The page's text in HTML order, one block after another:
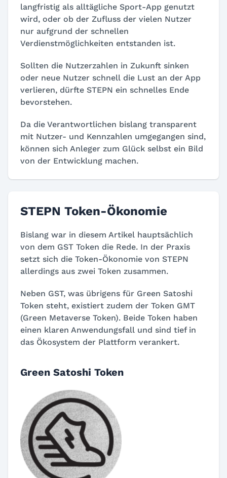
langfristig als alltägliche Sport-App genutzt
wird, oder ob der Zufluss der vielen Nutzer
nur aufgrund der schnellen
Verdienstmöglichkeiten entstanden ist.
Sollten die Nutzerzahlen in Zukunft sinken
oder neue Nutzer schnell die Lust an der App
verlieren, dürfte STEPN ein schnelles Ende
bevorstehen.
Da die Verantwortlichen bislang transparent
mit Nutzer- und Kennzahlen umgegangen sind,
können sich Anleger zum Glück selbst ein Bild
von der Entwicklung machen.
STEPN Token-Ökonomie
Bislang war in diesem Artikel hauptsächlich
von dem GST Token die Rede. In der Praxis
setzt sich die Token-Ökonomie von STEPN
allerdings aus zwei Token zusammen.
Neben GST, was übrigens für Green Satoshi
Token steht, existiert zudem der Token GMT
(Green Metaverse Token). Beide Token haben
einen klaren Anwendungsfall und sind tief in
das Ökosystem der Plattform verankert.
Green Satoshi Token